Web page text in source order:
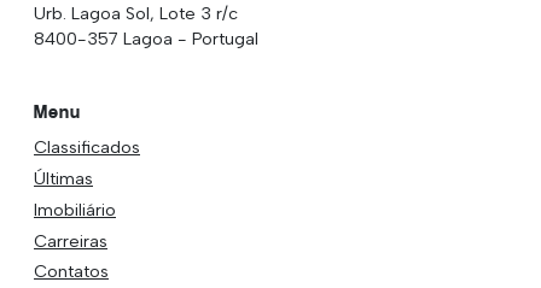
Urb. Lagoa Sol, Lote 3 r/c
8400-357 Lagoa - Portugal
Menu
Classificados
Últimas
Imobiliário
Carreiras
Contatos